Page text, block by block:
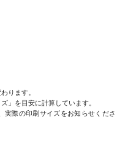
ります。
」を目安に計算しています。
実際の印刷サイズをお知らせくださ